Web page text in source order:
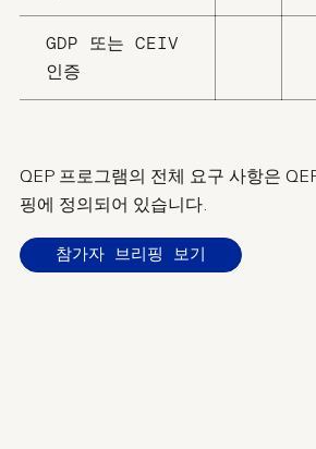
GDP 또는 CEIV
인증
QEP 프로그램의 전체 요구 사항은
핑에 정의되어 있습니다.
참가자 브리핑 보기